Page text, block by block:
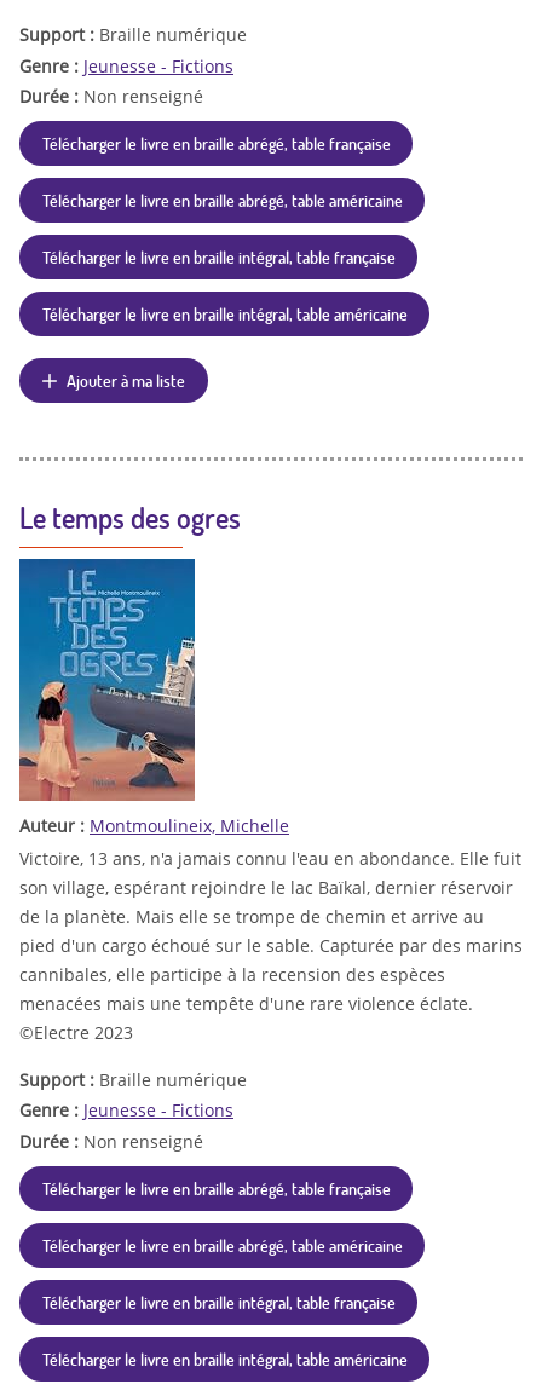
Support : Braille numérique
Genre : Jeunesse - Fictions
Durée : Non renseigné
Télécharger le livre en braille abrégé, table française
Télécharger le livre en braille abrégé, table américaine
Télécharger le livre en braille intégral, table française
Télécharger le livre en braille intégral, table américaine
Ajouter à ma liste
Le temps des ogres
Auteur : Montmoulineix, Michelle
Victoire, 13 ans, n'a jamais connu l'eau en abondance. Elle fuit
son village, espérant rejoindre le lac Baïkal, dernier réservoir
de la planète. Mais elle se trompe de chemin et arrive au
pied d'un cargo échoué sur le sable. Capturée par des marins
cannibales, elle participe à la recension des espèces
menacées mais une tempête d'une rare violence éclate.
©Electre 2023
Support : Braille numérique
Genre : Jeunesse - Fictions
Durée : Non renseigné
Télécharger le livre en braille abrégé, table française
Télécharger le livre en braille abrégé, table américaine
Télécharger le livre en braille intégral, table française
Télécharger le livre en braille intégral, table américaine